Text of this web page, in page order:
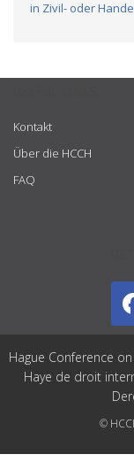
in Zivil- oder
Kontakt
Über die HCCH
FAQ
Hague Conference
Haye de droit
©